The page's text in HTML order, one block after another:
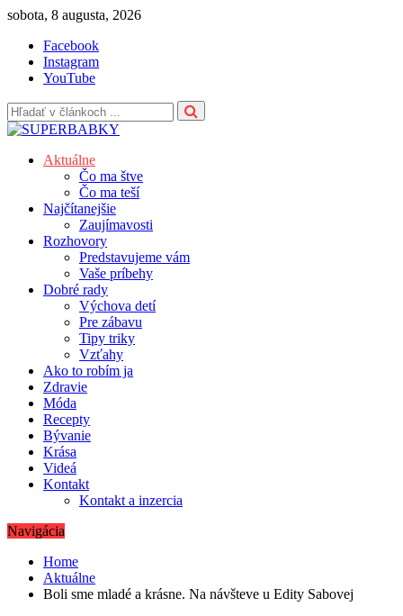
Skip
content
sobota, 8 augusta, 2026
Facebook
Instagram
YouTube
Aktuálne
Čo ma štve
Čo ma teší
Najčítanejšie
Zaujímavosti
Rozhovory
Predstavujeme vám
Vaše príbehy
Dobré rady
Výchova detí
Pre zábavu
Tipy triky
Vzťahy
Ako to robím ja
Zdravie
Móda
Recepty
Bývanie
Krása
Videá
Kontakt
Kontakt a inzercia
Navigácia
Home
Aktuálne
Boli sme mladé a krásne. Na návšteve u Edity Sabovej